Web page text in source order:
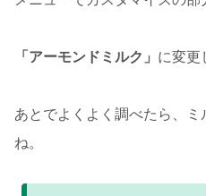
「アーモンドミルク」 に変更
あとでよくよく調べたら、
ね。